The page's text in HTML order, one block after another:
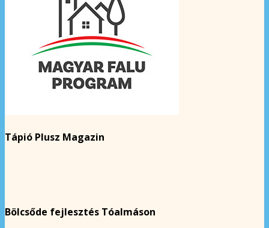
Tápió Plusz Magazin
Bölcsőde fejlesztés Tóalmáson